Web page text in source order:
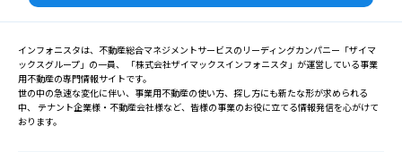
インフォニスタは、不動産総合マネジメントサービスのリーディングカンパニー「ザイマ
ックスグループ」の一員、 「株式会社ザイマックスインフォニスタ」が運営している事業
用不動産の専門情報サイトです。
世の中の急速な変化に伴い、事業用不動産の使い方、探し方にも新たな形が求められる
中、 テナント企業様・不動産会社様など、皆様の事業のお役に立てる情報発信を心がけて
おります。